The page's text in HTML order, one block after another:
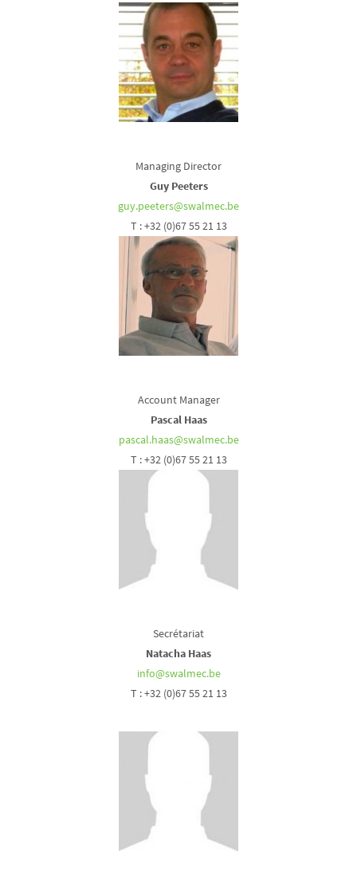
Managing Director
Guy Peeters
guy.peeters@swalmec.be
T : +32 (0)67 55 21 13
Account Manager
Pascal Haas
pascal.haas@swalmec.be
T : +32 (0)67 55 21 13
Secrétariat
Natacha Haas
info@swalmec.be
T : +32 (0)67 55 21 13